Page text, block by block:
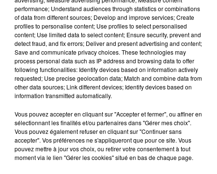
4 août 2026
HÉRAULT, PYRÉNÉES-ORIENTALES : TROIS
SPOTS DE SNORKELING À EXPLORER...
Pas besoin de bouteilles de plongée lourdes ni de diplômes
complexes pour observer la vie sous-marine. Cet été, un
performance; Understand audiences through statistics or combinations
of data from different sources; Develop and improve services; Create
profiles to personalise content; Use profiles to select personalised
content; Use limited data to select content; Ensure security, prevent and
detect fraud, and fix errors; Deliver and present advertising and content;
Save and communicate privacy choices. These technologies may
process personal data such as IP address and browsing data to offer
following functionalities: Identify devices based on information actively
requested; Use precise geolocation data; Match and combine data from
other data sources; Link different devices; Identify devices based on
information transmitted automatically.
Vous pouvez accepter en cliquant sur "Accepter et fermer", ou affiner en
sélectionnant les finalités et/ou partenaires dans "Gérer mes choix".
Vous pouvez également refuser en cliquant sur "Continuer sans
accepter". Vos préférences ne s'appliqueront que pour ce site. Vous
pouvez mettre à jour vos choix, ou retirer votre consentement à tout
moment via le lien "Gérer les cookies" situé en bas de chaque page.